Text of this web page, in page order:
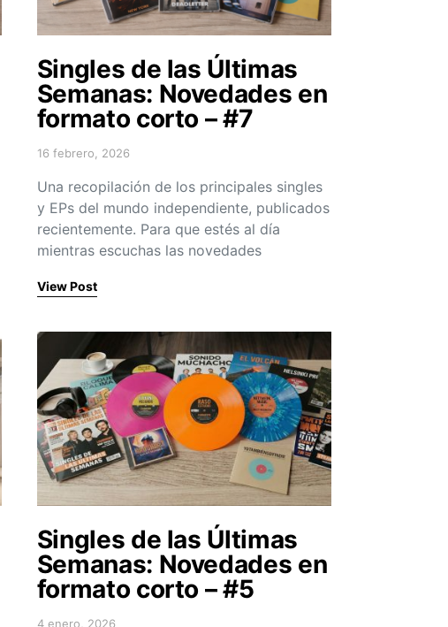
Singles de las Últimas
Semanas: Novedades en
formato corto – #7
Posted on
16 febrero, 2026
Una recopilación de los principales singles
y EPs del mundo independiente, publicados
recientemente. Para que estés al día
mientras escuchas las novedades
View Post
Singles de las Últimas
Semanas: Novedades en
formato corto – #5
4 enero, 2026